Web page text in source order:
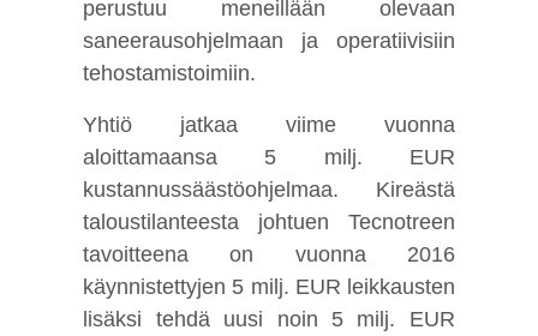
perustuu meneillään olevaan
saneerausohjelmaan ja operatiivisiin
tehostamistoimiin.
Yhtiö jatkaa viime vuonna
aloittamaansa 5 milj. EUR
kustannussäästöohjelmaa. Kireästä
taloustilanteesta johtuen Tecnotreen
tavoitteena on vuonna 2016
käynnistettyjen 5 milj. EUR leikkausten
lisäksi tehdä uusi noin 5 milj. EUR